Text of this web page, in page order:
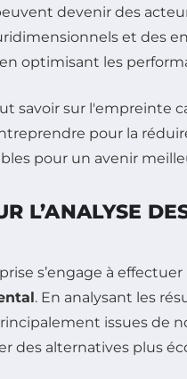
devenir des
et des
optimisant les
L’ANALYSE
s’engage à
. En analysant les
issues de
des alternatives plus